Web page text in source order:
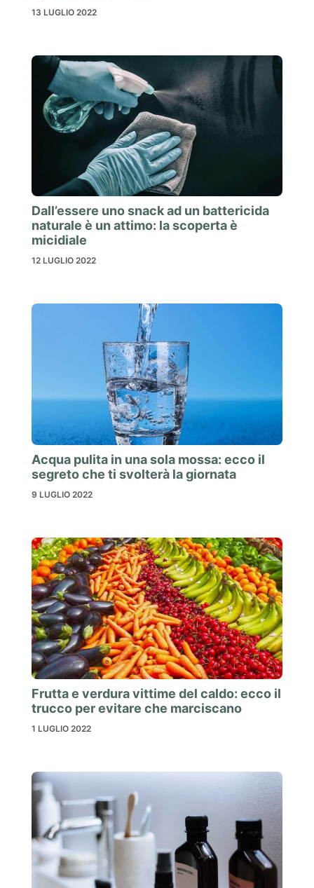
13 LUGLIO 2022
Dall’essere uno snack ad un battericida
naturale è un attimo: la scoperta è
micidiale
12 LUGLIO 2022
Acqua pulita in una sola mossa: ecco il
segreto che ti svolterà la giornata
9 LUGLIO 2022
Frutta e verdura vittime del caldo: ecco il
trucco per evitare che marciscano
1 LUGLIO 2022